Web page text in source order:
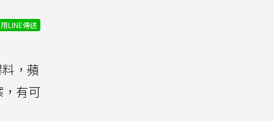
用LINE傳送
，蘋
有可